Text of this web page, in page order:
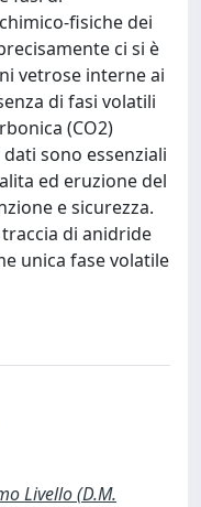
fisiche dei
ci si è
vetrose interne ai
di fasi volatili
(CO2)
sono essenziali
ed eruzione del
e sicurezza.
di anidride
unica fase volatile
Livello (D.M.